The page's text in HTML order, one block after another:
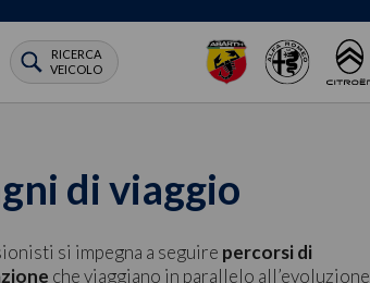
RICERCA
VEICOLO
di viaggio
si impegna a seguire percorsi di
che viaggiano in parallelo all’evoluzione